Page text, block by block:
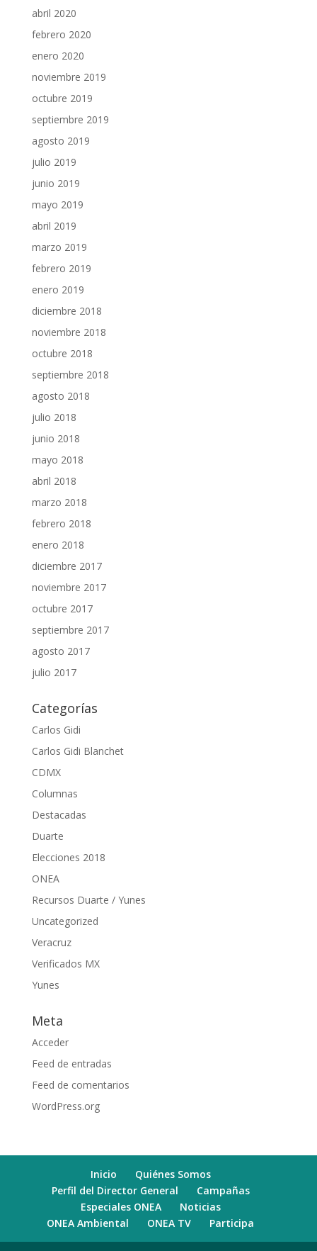
abril 2020
febrero 2020
enero 2020
noviembre 2019
octubre 2019
septiembre 2019
agosto 2019
julio 2019
junio 2019
mayo 2019
abril 2019
marzo 2019
febrero 2019
enero 2019
diciembre 2018
noviembre 2018
octubre 2018
septiembre 2018
agosto 2018
julio 2018
junio 2018
mayo 2018
abril 2018
marzo 2018
febrero 2018
enero 2018
diciembre 2017
noviembre 2017
octubre 2017
septiembre 2017
agosto 2017
julio 2017
Categorías
Carlos Gidi
Carlos Gidi Blanchet
CDMX
Columnas
Destacadas
Duarte
Elecciones 2018
ONEA
Recursos Duarte / Yunes
Uncategorized
Veracruz
Verificados MX
Yunes
Meta
Acceder
Feed de entradas
Feed de comentarios
WordPress.org
Inicio
Quiénes Somos
Perfil del Director General
Campañas
Especiales ONEA
Noticias
ONEA Ambiental
ONEA TV Participa